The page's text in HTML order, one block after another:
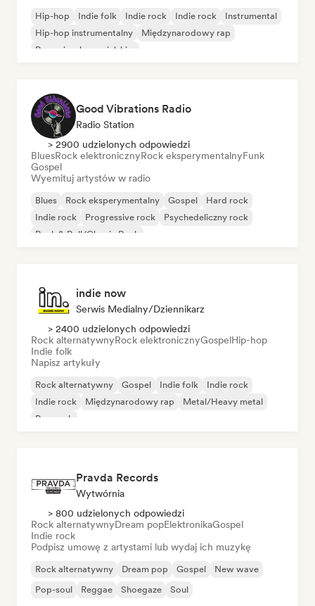
Hip-hop Indie folk Indie rock Indie rock
Instrumental
Hip-hop instrumentalny
Międzynarodowy rap
Rap w języku angielskim
Good Vibrations Radio
Radio Station
> 2900 udzielonych odpowiedzi
BluesRock elektronicznyRock eksperymentalnyFunk
Gospel
Wyemituj artystów w radio
Blues Rock eksperymentalny Gospel
Hard rock
Indie rock
Progressive rock
Psychedeliczny rock
Rock & Roll/Classic Rock
indie now
Serwis Medialny/Dziennikarz
> 2400 udzielonych odpowiedzi
Rock alternatywnyRock elektronicznyGospelHip-hop
Indie folk
Napisz artykuły
Rock alternatywny Gospel Indie folk
Indie rock
Indie rock
Międzynarodowy rap
Metal/Heavy metal
Pop rock
Pravda Records
Wytwórnia
> 800 udzielonych odpowiedzi
Rock alternatywnyDream popElektronikaGospel
Indie rock
Podpisz umowę z artystami lub wydaj ich muzykę
Rock alternatywny Dream pop Gospel
New wave
Pop-soul
Reggae Shoegaze Soul